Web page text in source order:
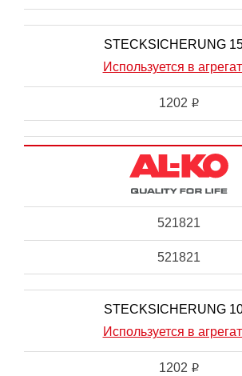
STECKSICHERUNG
Используется в
1202 i
521821
521821
STECKSICHERUNG
Используется в
1202 i